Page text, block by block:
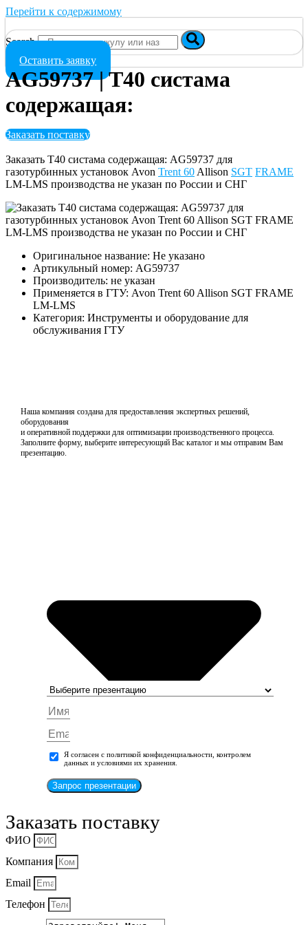
Перейти к содержимому
Search
Оставить заявку
AG59737 | T40 систама
содержащая:
Заказать поставку
Заказать T40 систама содержащая: AG59737 для
газотурбинных установок Avon Trent 60 Allison SGT FRAME
LM-LMS производства не указан по России и СНГ
Оригинальное название: Не указано
Артикульный номер: AG59737
Производитель: не указан
Применяется в ГТУ: Avon Trent 60 Allison SGT FRAME
LM-LMS
Категория: Инструменты и оборудование для
обслуживания ГТУ
Наша компания создана для предоставления экспертных решений,
оборудования
и оперативной поддержки для оптимизации производственного процесса.
Заполните форму, выберите интересующий Вас каталог и мы отправим Вам
презентацию.
Я согласен с политикой конфиденциальности, контролем
данных и условиями их хранения.
Запрос презентации
Заказать поставку
ФИО
Компания
Email
Телефон